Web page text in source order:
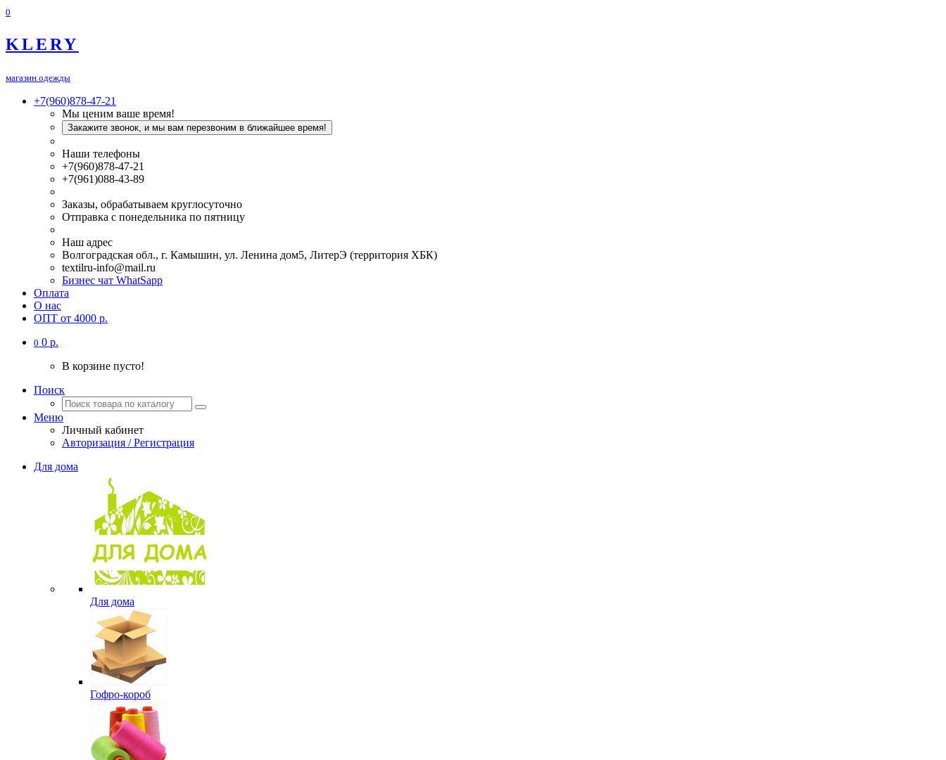
0
KLERY
магазин одежды
+7(960)878-47-21
Мы ценим ваше время!
Закажите звонок, и мы вам перезвоним в ближайшее время!
Наши телефоны
+7(960)878-47-21
+7(961)088-43-89
Заказы, обрабатываем круглосуточно
Отправка с понедельника по пятницу
Наш адрес
Волгоградская обл., г. Камышин, ул. Ленина дом5, ЛитерЭ (территория ХБК)
textilru-info@mail.ru
Бизнес чат WhatSapp
Оплата
О нас
ОПТ от 4000 р.
0 0 р.
В корзине пусто!
Поиск
Меню
Личный кабинет
Авторизация / Регистрация
Для дома
Для дома
Гофро-короб